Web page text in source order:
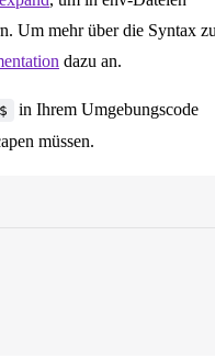
Um mehr über die Syntax
dazu an.
$
in Ihrem Umgebungscode
müssen.